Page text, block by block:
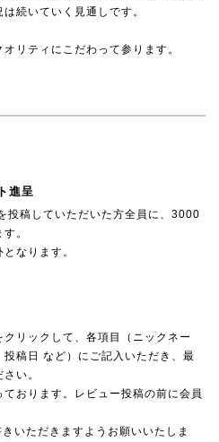
続いていく見通しです。
リティにこだわって参ります。
進呈
投稿していただいた方全員に、3000
。
なります。
リックして、各項目（ニックネー
稿日 など）にご記入いただき、最
い。
おります。レビュー投稿の前に会員
いただきますようお願いいたしま